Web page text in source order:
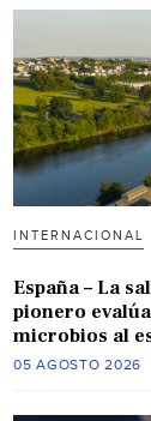
INTERNACIONAL
España – La
pionero
microbios al
05 AGOSTO 2026